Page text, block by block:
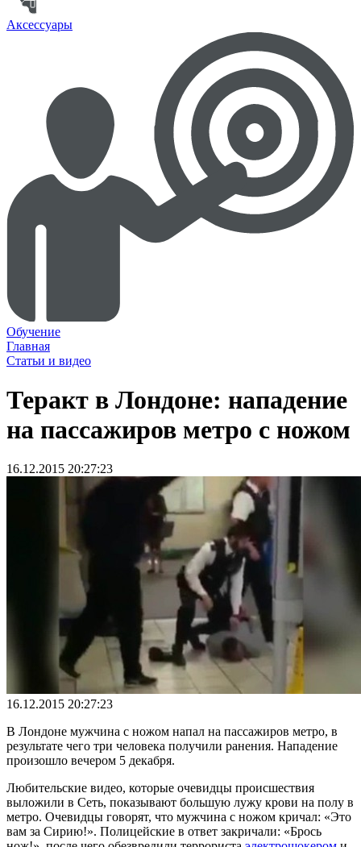
Аксессуары
Обучение
Главная
Статьи и видео
Теракт в Лондоне: нападение
на пассажиров метро с ножом
16.12.2015 20:27:23
16.12.2015 20:27:23
В Лондоне мужчина с ножом напал на пассажиров метро, в
результате чего три человека получили ранения. Нападение
произошло вечером 5 декабря.
Любительские видео, которые очевидцы происшествия
выложили в Сеть, показывают большую лужу крови на полу в
метро. Очевидцы говорят, что мужчина с ножом кричал: «Это
вам за Сирию!». Полицейские в ответ закричали: «Брось